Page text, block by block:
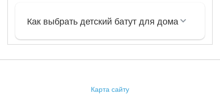
Как выбрать детский батут для дома
Карта сайту